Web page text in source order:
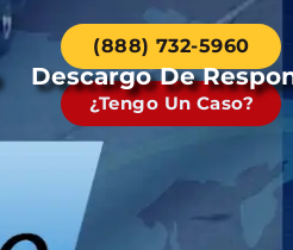
Descargo De
(888) 732-5960
¿Tengo Un Caso?